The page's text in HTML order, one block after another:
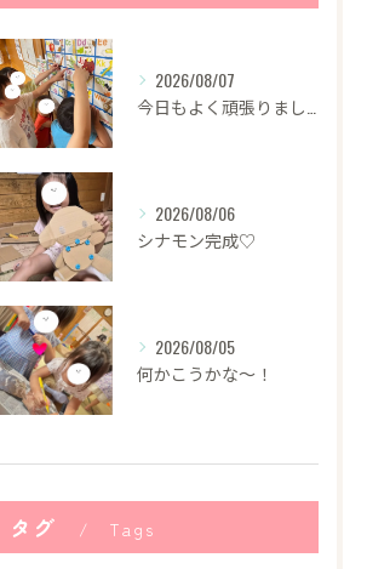
2026/08/07
2026/08/06
シナモン完成♡
2026/08/05
何かこうかな〜！
タグ Tags